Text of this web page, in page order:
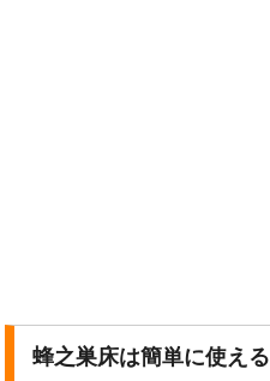
蜂之巣床は簡単に使える